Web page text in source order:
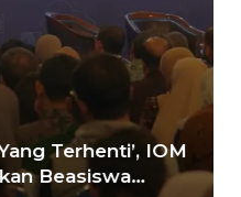
Dari Berbagai Sekolah,
Bandung Fokus
Bangun…